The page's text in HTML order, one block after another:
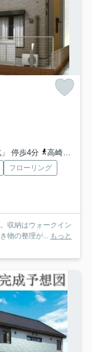
停歩4分
高崎線「上尾」駅 バス28分 「栄六丁目栄北」 停歩3分
フローリング
収納はウォークイン
物の整理が... もっと